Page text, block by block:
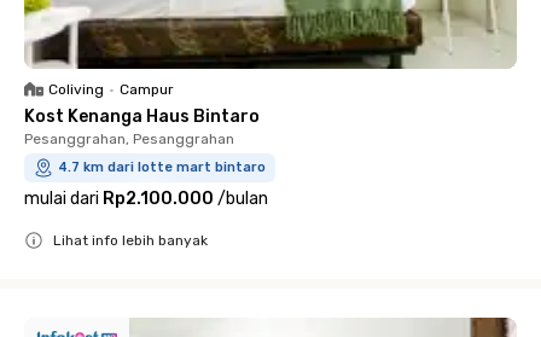
Coliving • Campur
Kost Kenanga Haus Bintaro
Pesanggrahan, Pesanggrahan
4.7 km dari lotte mart bintaro
mulai dari Rp2.100.000 /bulan
Lihat info lebih banyak